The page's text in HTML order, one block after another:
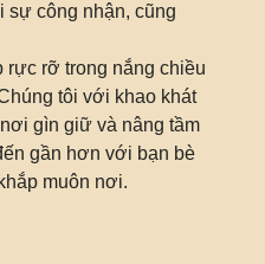
sự công nhận, cũng
rực rỡ trong nắng chiều
tôi với khao khát
gìn giữ và nâng tầm
gần hơn với bạn bè
muôn nơi.